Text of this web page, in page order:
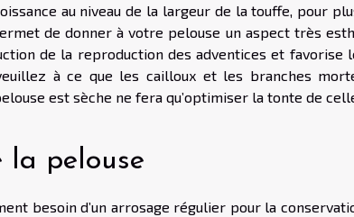
au niveau de la largeur de la touffe, pour plus
de donner à votre pelouse un aspect très
de la reproduction des adventices et favorise
à ce que les cailloux et les branches
est sèche ne fera qu’optimiser la tonte de
la pelouse
besoin d’un arrosage régulier pour la